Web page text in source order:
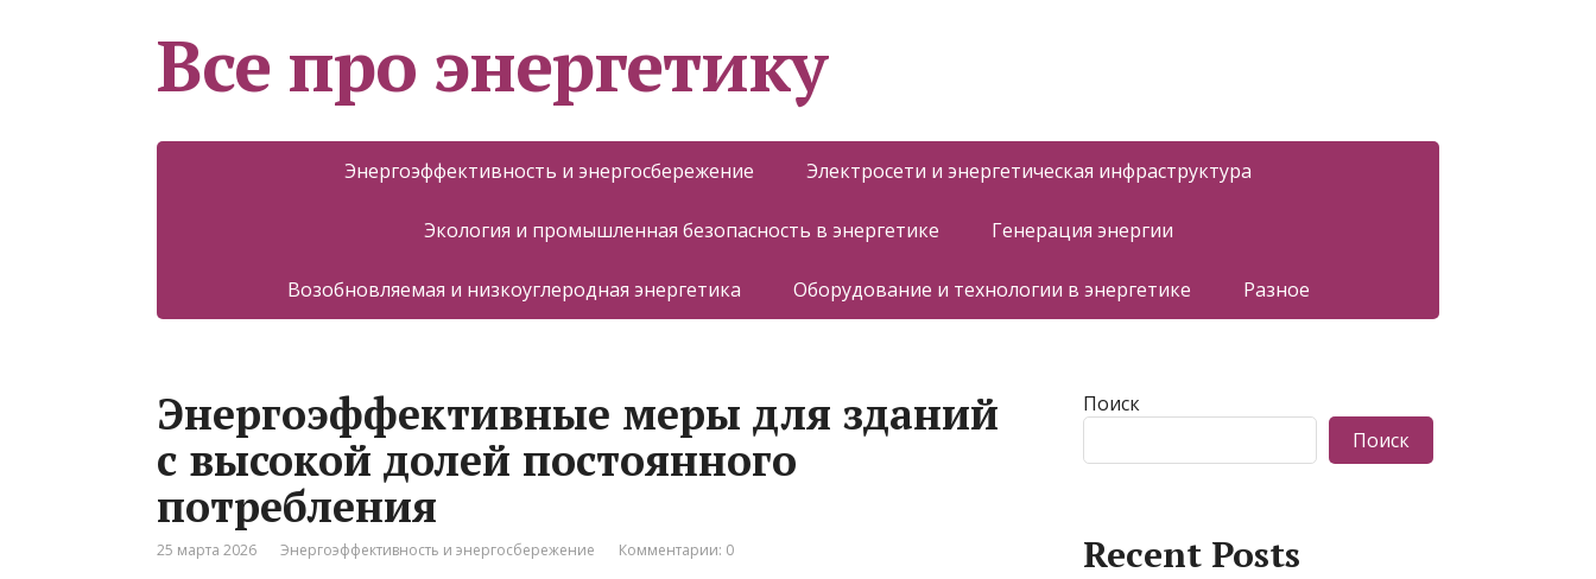
Все про энергетику
Энергоэффективность и энергосбережение Электросети и энергетическая инфраструктура
Экология и промышленная безопасность в энергетике Генерация энергии
Возобновляемая и низкоуглеродная энергетика Оборудование и технологии в энергетике Разное
Энергоэффективные меры для зданий
с высокой долей постоянного
потребления
25 марта 2026 Энергоэффективность и энергосбережение Комментарии: 0
Поиск
Поиск
Recent Posts